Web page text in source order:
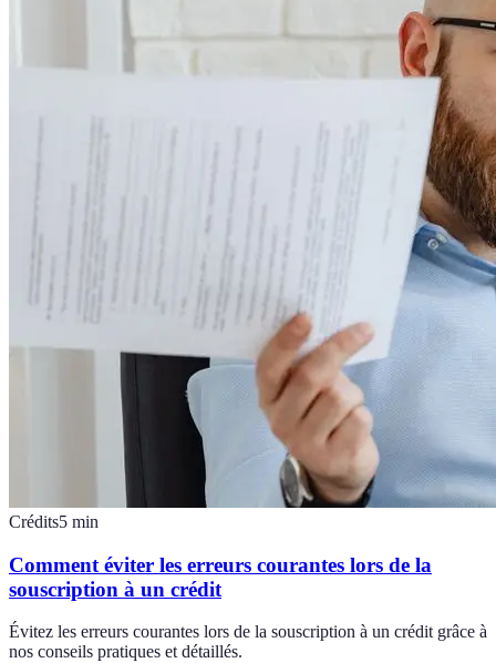
Crédits5 min
Comment éviter les erreurs courantes lors de la
souscription à un crédit
Évitez les erreurs courantes lors de la souscription à un crédit grâce à
nos conseils pratiques et détaillés.